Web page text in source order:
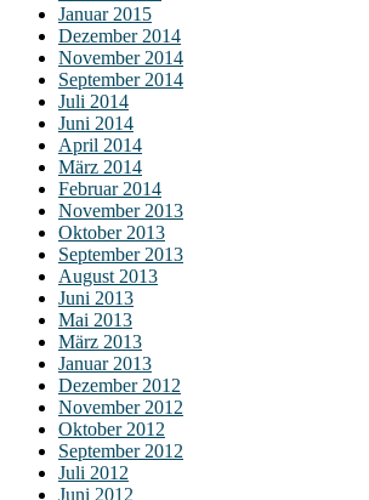
Januar 2015
Dezember 2014
November 2014
September 2014
Juli 2014
Juni 2014
April 2014
März 2014
Februar 2014
November 2013
Oktober 2013
September 2013
August 2013
Juni 2013
Mai 2013
März 2013
Januar 2013
Dezember 2012
November 2012
Oktober 2012
September 2012
Juli 2012
Juni 2012